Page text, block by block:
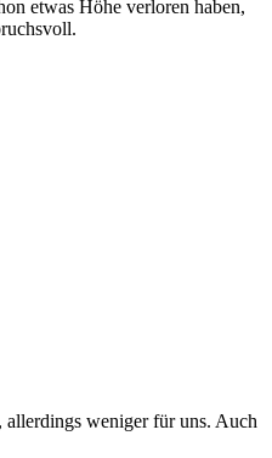
etwas Höhe verloren haben,
weniger für uns. Auch